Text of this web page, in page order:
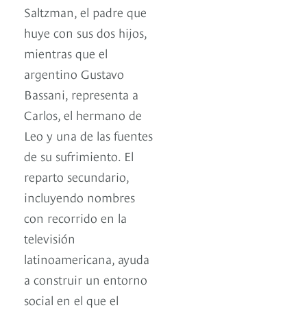
Saltzman, el padre que
huye con sus dos hijos,
mientras que el
argentino Gustavo
Bassani, representa a
Carlos, el hermano de
Leo y una de las fuentes
de su sufrimiento. El
reparto secundario,
incluyendo nombres
con recorrido en la
televisión
latinoamericana, ayuda
a construir un entorno
social en el que el